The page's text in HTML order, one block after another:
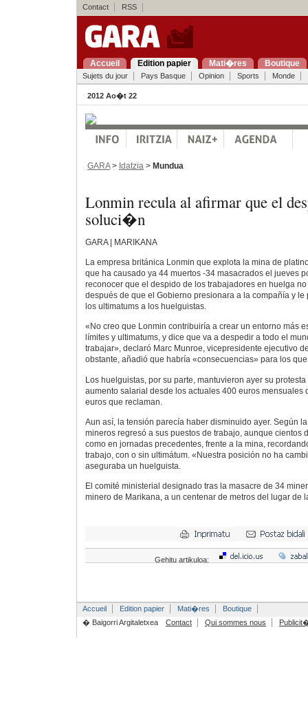
Contact RSS
Accueil Edition papier Mati�res Boutique
Sujets du jour Pays Basque Opinion Sports Monde
2012 Ao�t 22
GARA> Idatzia > Mundua
Lonmin recula al afirmar que el
soluci�n
GARA | MARIKANA
La empresa británica Lonmin que explota la mina de
que ha causado ya 44 muertos -34 masacrados el jueves
reconocer que el despido de los trabajadores en huelga
después de que el Gobierno presionara a la compañía y
los ultimatums a los huelguistas.
«No creo que Lonmin contribuiría a crear un entorno más
límites y ultimatums, y dice que va a despedir a todo el
trabajar», declaró Marc Munroe, vicepresidente ejecutivo
obstante, añadió que habría «consecuencias» para los
Los huelguistas, por su parte, mantuvieron ayer su
aumento salarial desde los actuales 400 euros mensuales
euros que reclaman.
Aun así, la tensión parecía haber disminuido ayer. Según
mineros regresó a sus puestos de trabajo, aunque cientos
como en jornadas precedentes, frente a la mina,
trabajo, con o sin ultimátum. «Nuestra posición no ha
aseguraba un huelguista.
El comité ministerial designado tras la masacre de 34
minero de Marikana, a un centenar de metros del lugar de
Gehitu artikuloa:
Accueil Edition papier Mati�res
Boutique
� Baigorri Argitaletxea
Contact Qui sommes nous